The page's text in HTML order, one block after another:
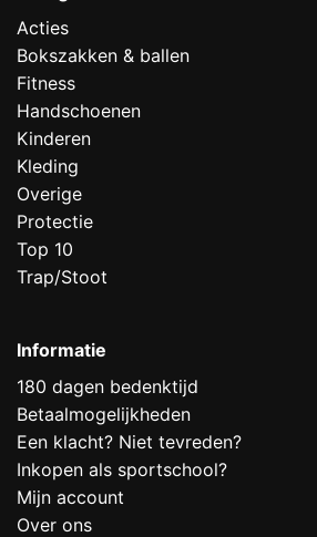
Acties
Bokszakken & ballen
Fitness
Handschoenen
Kinderen
Kleding
Overige
Protectie
Top 10
Trap/Stoot
Informatie
180 dagen bedenktijd
Betaalmogelijkheden
Een klacht? Niet tevreden?
Inkopen als sportschool?
Mijn account
Over ons